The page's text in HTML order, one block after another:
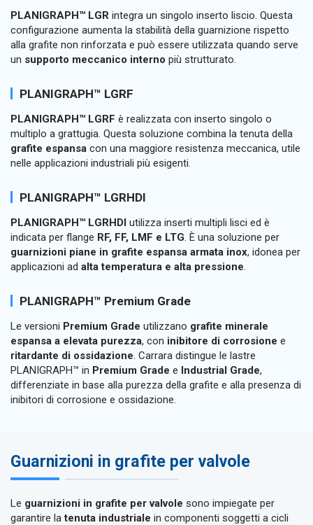
PLANIGRAPH™ LGR integra un singolo inserto liscio. Questa
configurazione aumenta la stabilità della guarnizione rispetto
alla grafite non rinforzata e può essere utilizzata quando serve
un supporto meccanico interno più strutturato.
PLANIGRAPH™ LGRF
PLANIGRAPH™ LGRF è realizzata con inserto singolo o
multiplo a grattugia. Questa soluzione combina la tenuta della
grafite espansa con una maggiore resistenza meccanica, utile
nelle applicazioni industriali più esigenti.
PLANIGRAPH™ LGRHDI
PLANIGRAPH™ LGRHDI utilizza inserti multipli lisci ed è
indicata per flange RF, FF, LMF e LTG. È una soluzione per
guarnizioni piane in grafite espansa armata inox, idonea per
applicazioni ad alta temperatura e alta pressione.
PLANIGRAPH™ Premium Grade
Le versioni Premium Grade utilizzano grafite minerale
espansa a elevata purezza, con inibitore di corrosione e
ritardante di ossidazione. Carrara distingue le lastre
PLANIGRAPH™ in Premium Grade e Industrial Grade,
differenziate in base alla purezza della grafite e alla presenza di
inibitori di corrosione e ossidazione.
Guarnizioni in grafite per valvole
Le guarnizioni in grafite per valvole sono impiegate per
garantire latenuta industriale in componenti soggetti a cicli